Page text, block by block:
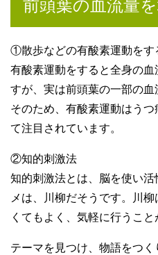
前頭葉の血流量
①散歩などの有酸素運動をす
有酸素運動をすると全身の
すが、実は前頭葉の一部の血
そのため、有酸素運動はう
て注目されています。
②知的刺激法
知的刺激法とは、脳を使い
メは、川柳だそうです。川
くてもよく、気軽に行うこと
テーマを見つけ、物語をつ